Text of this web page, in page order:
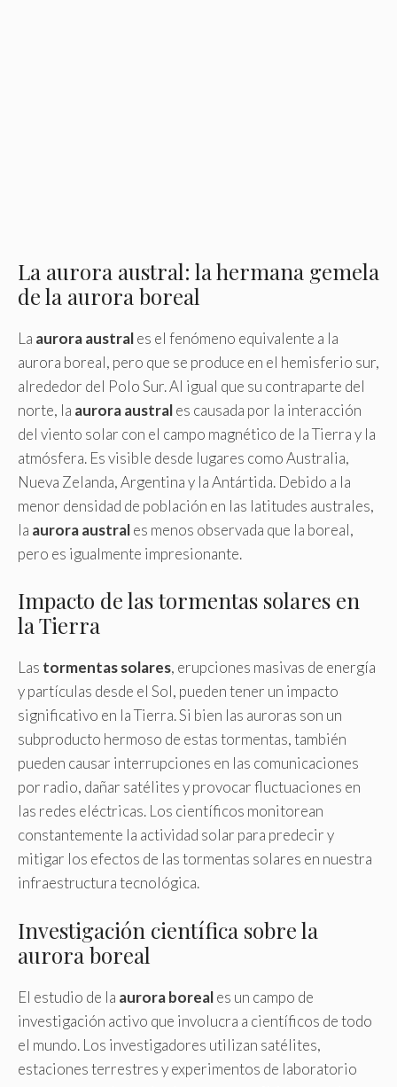
La aurora austral: la hermana gemela
de la aurora boreal
La aurora australes el fenómeno equivalente a la
aurora boreal, pero que se produce en el hemisferio sur,
alrededor del Polo Sur. Al igual que su contraparte del
norte, la aurora australes causada por la interacción
del viento solar con el campo magnético de la Tierra y la
atmósfera. Es visible desde lugares como Australia,
Nueva Zelanda, Argentina y la Antártida. Debido a la
menor densidad de población en las latitudes australes,
la aurora australes menos observada que la boreal,
pero es igualmente impresionante.
Impacto de las tormentas solares en
la Tierra
Las tormentas solares, erupciones masivas de energía
y partículas desde el Sol, pueden tener un impacto
significativo en la Tierra. Si bien las auroras son un
subproducto hermoso de estas tormentas, también
pueden causar interrupciones en las comunicaciones
por radio, dañar satélites y provocar fluctuaciones en
las redes eléctricas. Los científicos monitorean
constantemente la actividad solar para predecir y
mitigar los efectos de las tormentas solares en nuestra
infraestructura tecnológica.
Investigación científica sobre la
aurora boreal
El estudio de la aurora boreales un campo de
investigación activo que involucra a científicos de todo
el mundo. Los investigadores utilizan satélites,
estaciones terrestres y experimentos de laboratorio